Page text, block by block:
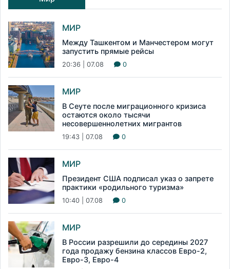
МИР
Между Ташкентом и Манчестером могут
запустить прямые рейсы
20:36 | 07.08 0
МИР
В Сеуте после миграционного кризиса
остаются около тысячи
несовершеннолетних мигрантов
19:43 | 07.08 0
МИР
Президент США подписал указ о запрете
практики «родильного туризма»
10:40 | 07.08 0
МИР
В России разрешили до середины 2027
года продажу бензина классов Евро-2,
Евро-3, Евро-4